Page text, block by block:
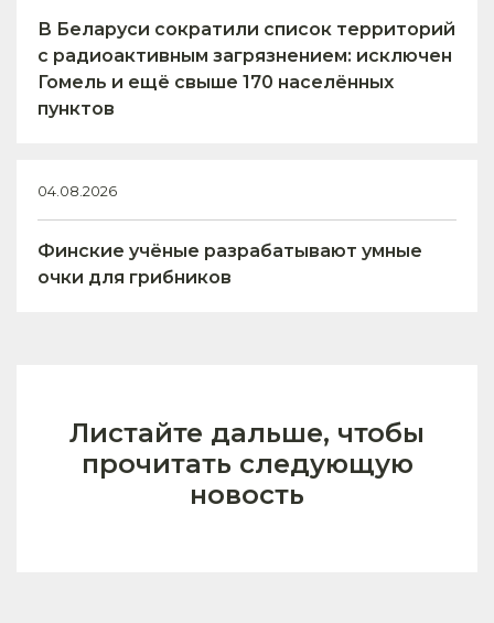
В Беларуси сократили список территорий
с радиоактивным загрязнением: исключен
Гомель и ещё свыше 170 населённых
пунктов
04.08.2026
Финские учёные разрабатывают умные
очки для грибников
Листайте дальше, чтобы
прочитать следующую
новость